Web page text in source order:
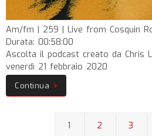
Am/fm | 259 | Live from Cosquin
Durata: 00:58:00
Ascolta il podcast creato da Chris
venerdì 21 febbraio 2020
Continua
1 2 3